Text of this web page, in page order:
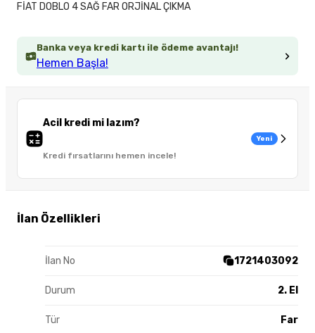
Banka veya kredi kartı ile ödeme avantajı!
Hemen Başla!
Acil kredi mi lazım?
Kredi fırsatlarını hemen incele!
Yeni
İlan Özellikleri
İlan No 1721403092
Durum 2. El
Tür Far
FİAT DOBLO 4 SAĞ FAR ORJİNAL ÇIKMA